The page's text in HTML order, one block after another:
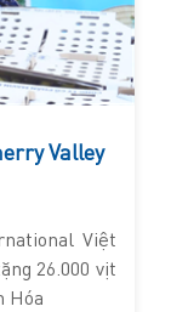
Valley
Việt
26.000 vịt
Hóa